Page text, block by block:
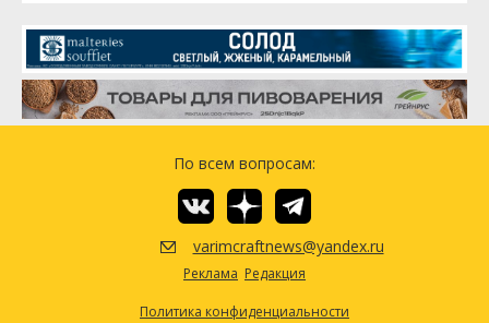
По всем вопросам:
varimcraftnews@yandex.ru
Реклама Редакция
Политика конфиденциальности